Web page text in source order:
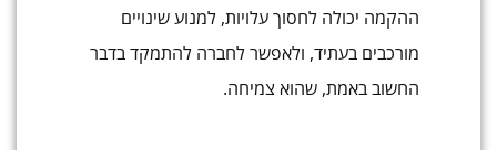
ההקמה יכולה לחסוך עלויות, למנוע שינויים
מורכבים בעתיד, ולאפשר לחברה להתמקד בדבר
החשוב באמת, שהוא צמיחה.